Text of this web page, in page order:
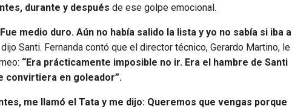
durante y después de ese golpe emocional.
medio duro. Aún no había salido la lista y yo no sabía si iba a
dijo Santi. Fernanda contó que el director técnico, Gerardo Martino, le
“Era prácticamente imposible no ir. Era el hambre de Santi
convirtiera en goleador”.
me llamó el Tata y me dijo: Queremos que vengas porque